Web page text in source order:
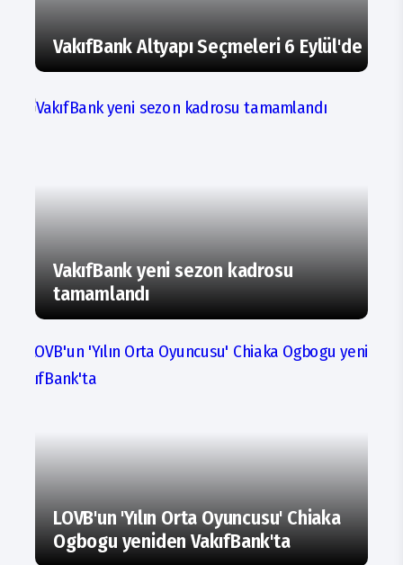
VakıfBank Altyapı Seçmeleri 6 Eylül'de
VakıfBank yeni sezon kadrosu
tamamlandı
LOVB'un 'Yılın Orta Oyuncusu' Chiaka
Ogbogu yeniden VakıfBank'ta